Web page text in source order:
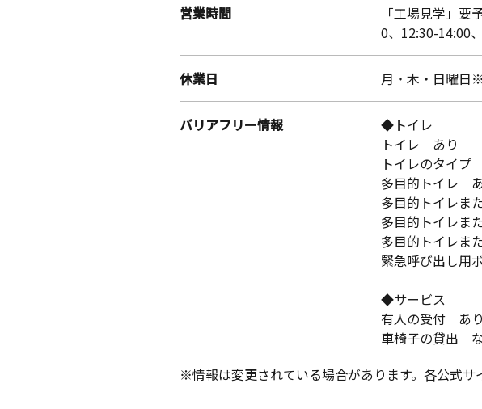
営業時間
「工場見学」
0、12:30-14:00
休業日 月・木・日曜日
バリアフリー情報
◆トイレ
トイレ あり
トイレのタイ
多目的トイレ
多目的トイレま
多目的トイレま
多目的トイレま
緊急呼び出し用
◆サービス
有人の受付 あり
車椅子の貸出
※情報は変更されている場合があります。各公式サ